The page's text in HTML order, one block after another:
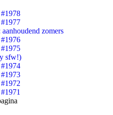
zomers
sfw!)